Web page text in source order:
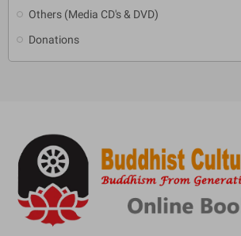
Others (Media CD's & DVD)
Donations